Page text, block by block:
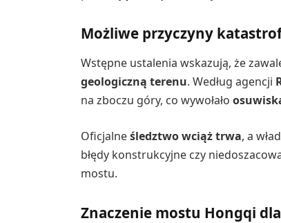
Możliwe przyczyny
Wstępne ustalenia wskazują, że
geologiczną terenu. Według agencji
na zboczu góry, co wywołało
Oficjalneśledztwo wciąż trwa, a
błędy konstrukcyjne czy
mostu.
Znaczenie mostu Hongqi